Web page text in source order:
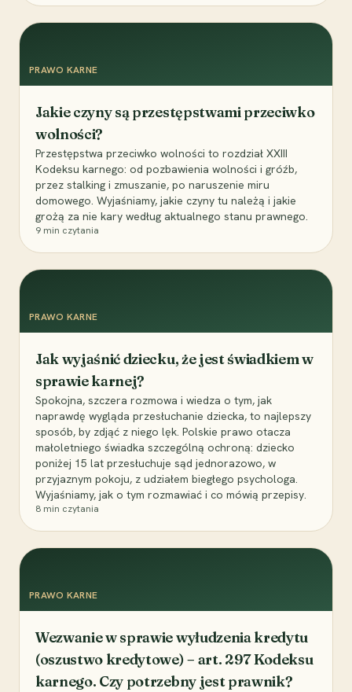
PRAWO KARNE
Jakie czyny są przestępstwami przeciwko
wolności?
Przestępstwa przeciwko wolności to rozdział XXIII
Kodeksu karnego: od pozbawienia wolności i gróźb,
przez stalking i zmuszanie, po naruszenie miru
domowego. Wyjaśniamy, jakie czyny tu należą i jakie
grożą za nie kary według aktualnego stanu prawnego.
9 min czytania
PRAWO KARNE
Jak wyjaśnić dziecku, że jest świadkiem w
sprawie karnej?
Spokojna, szczera rozmowa i wiedza o tym, jak
naprawdę wygląda przesłuchanie dziecka, to najlepszy
sposób, by zdjąć z niego lęk. Polskie prawo otacza
małoletniego świadka szczególną ochroną: dziecko
poniżej 15 lat przesłuchuje sąd jednorazowo, w
przyjaznym pokoju, z udziałem biegłego psychologa.
Wyjaśniamy, jak o tym rozmawiać i co mówią przepisy.
8 min czytania
PRAWO KARNE
Wezwanie w sprawie wyłudzenia kredytu
(oszustwo kredytowe) – art. 297 Kodeksu
karnego. Czy potrzebny jest prawnik?